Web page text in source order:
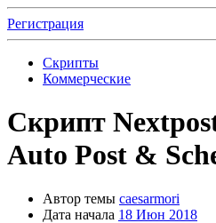
Регистрация
Скрипты
Коммерческие
Скрипт
Auto Post &
Автор темы caesarmori
Дата начала 18 Июн 2018